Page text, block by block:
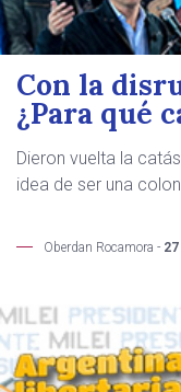
Con la
¿Para qué
Dieron vuelta la
idea de ser una
Oberdan Rocamora -